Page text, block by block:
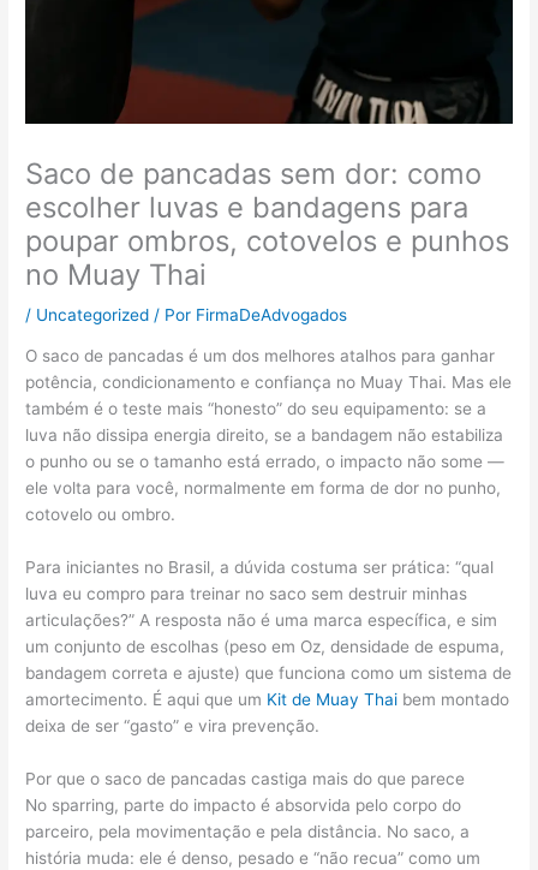
Saco de pancadas sem dor: como
escolher luvas e bandagens para
poupar ombros, cotovelos e punhos
no Muay Thai
/ Uncategorized / Por FirmaDeAdvogados
O saco de pancadas é um dos melhores atalhos para ganhar
potência, condicionamento e confiança no Muay Thai. Mas ele
também é o teste mais “honesto” do seu equipamento: se a
luva não dissipa energia direito, se a bandagem não estabiliza
o punho ou se o tamanho está errado, o impacto não some —
ele volta para você, normalmente em forma de dor no punho,
cotovelo ou ombro.
Para iniciantes no Brasil, a dúvida costuma ser prática: “qual
luva eu compro para treinar no saco sem destruir minhas
articulações?” A resposta não é uma marca específica, e sim
um conjunto de escolhas (peso em Oz, densidade de espuma,
bandagem correta e ajuste) que funciona como um sistema de
amortecimento. É aqui que um Kit de Muay Thai bem montado
deixa de ser “gasto” e vira prevenção.
Por que o saco de pancadas castiga mais do que parece
No sparring, parte do impacto é absorvida pelo corpo do
parceiro, pela movimentação e pela distância. No saco, a
história muda: ele é denso, pesado e “não recua” como um